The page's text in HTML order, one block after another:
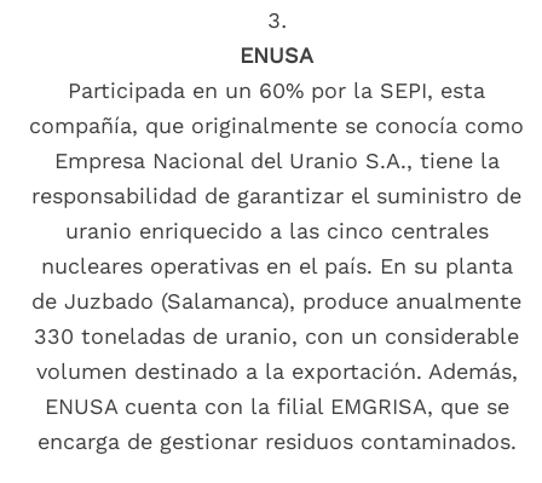
ENUSA
Participada en un 60% por la SEPI, esta
compañía, que originalmente se conocía como
Empresa Nacional del Uranio S.A., tiene la
responsabilidad de garantizar el suministro de
uranio enriquecido a las cinco centrales
nucleares operativas en el país. En su planta
de Juzbado (Salamanca), produce anualmente
330 toneladas de uranio, con un considerable
volumen destinado a la exportación. Además,
ENUSA cuenta con la filial EMGRISA, que se
encarga de gestionar residuos contaminados.